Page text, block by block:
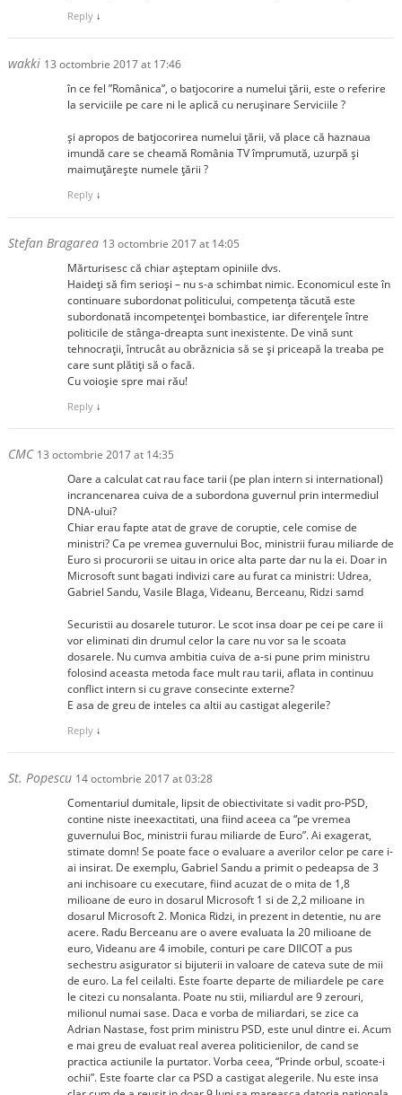
Reply ↓
wakki 13 octombrie 2017 at 17:46
în ce fel ”Românica”, o batjocorire a numelui țării, este o referire
la serviciile pe care ni le aplică cu nerușinare Serviciile ?
și apropos de batjocorirea numelui țării, vă place că haznaua
imundă care se cheamă România TV împrumută, uzurpă și
maimuțărește numele țării ?
Reply ↓
Stefan Bragarea 13 octombrie 2017 at 14:05
Mărturisesc că chiar așteptam opiniile dvs.
Haideți să fim serioși – nu s-a schimbat nimic. Economicul este în
continuare subordonat politicului, competența tăcută este
subordonată incompetenței bombastice, iar diferențele între
politicile de stânga-dreapta sunt inexistente. De vină sunt
tehnocrații, întrucât au obrăznicia să se și priceapă la treaba pe
care sunt plătiți să o facă.
Cu voioșie spre mai rău!
Reply ↓
CMC 13 octombrie 2017 at 14:35
Oare a calculat cat rau face tarii (pe plan intern si international)
incrancenarea cuiva de a subordona guvernul prin intermediul
DNA-ului?
Chiar erau fapte atat de grave de coruptie, cele comise de
ministri? Ca pe vremea guvernului Boc, ministrii furau miliarde de
Euro si procurorii se uitau in orice alta parte dar nu la ei. Doar in
Microsoft sunt bagati indivizi care au furat ca ministri: Udrea,
Gabriel Sandu, Vasile Blaga, Videanu, Berceanu, Ridzi samd
Securistii au dosarele tuturor. Le scot insa doar pe cei pe care ii
vor eliminati din drumul celor la care nu vor sa le scoata
dosarele. Nu cumva ambitia cuiva de a-si pune prim ministru
folosind aceasta metoda face mult rau tarii, aflata in continuu
conflict intern si cu grave consecinte externe?
E asa de greu de inteles ca altii au castigat alegerile?
Reply ↓
St. Popescu 14 octombrie 2017 at 03:28
Comentariul dumitale, lipsit de obiectivitate si vadit pro-PSD,
contine niste ineexactitati, una fiind aceea ca “pe vremea
guvernului Boc, ministrii furau miliarde de Euro”. Ai exagerat,
stimate domn! Se poate face o evaluare a averilor celor pe care i-
ai insirat. De exemplu, Gabriel Sandu a primit o pedeapsa de 3
ani inchisoare cu executare, fiind acuzat de o mita de 1,8
milioane de euro in dosarul Microsoft 1 si de 2,2 milioane in
dosarul Microsoft 2. Monica Ridzi, in prezent in detentie, nu are
acere. Radu Berceanu are o avere evaluata la 20 milioane de
euro, Videanu are 4 imobile, conturi pe care DIICOT a pus
sechestru asigurator si bijuterii in valoare de cateva sute de mii
de euro. La fel ceilalti. Este foarte departe de miliardele pe care
le citezi cu nonsalanta. Poate nu stii, miliardul are 9 zerouri,
milionul numai sase. Daca e vorba de miliardari, se zice ca
Adrian Nastase, fost prim ministru PSD, este unul dintre ei. Acum
e mai greu de evaluat real averea politicienilor, de cand se
practica actiunile la purtator. Vorba ceea, “Prinde orbul, scoate-i
ochii”. Este foarte clar ca PSD a castigat alegerile. Nu este insa